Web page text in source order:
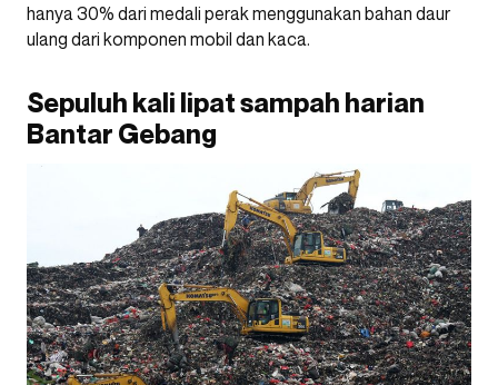
hanya 30% dari medali perak menggunakan bahan daur
ulang dari komponen mobil dan kaca.
Sepuluh kali lipat sampah harian
Bantar Gebang